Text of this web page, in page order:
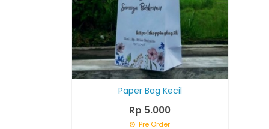
Paper Bag Kecil
Rp 5.000
Pre Order